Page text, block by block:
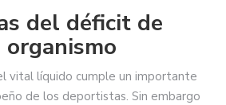
del déficit de
vital líquido cumple un importante
de los deportistas. Sin embargo